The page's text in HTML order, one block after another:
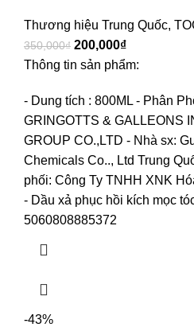
Thương hiệu Trung Quốc,
350,000₫ 200,000₫
Thông tin sản phẩm:
- Dung tích : 800ML - Phân
GRINGOTTS & GALLEONS
GROUP CO.,LTD - Nhà sx:
Chemicals Co.., Ltd Trung
phối: Công Ty TNHH XNK
- Dầu xả phục hồi kích mọc
5060808885372
-43%